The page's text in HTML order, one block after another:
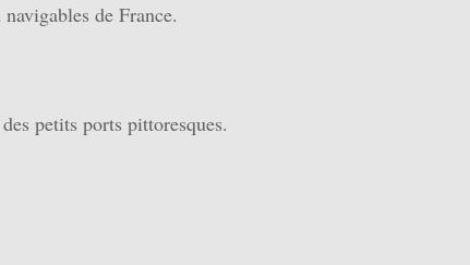
de France.
petits ports pittoresques.